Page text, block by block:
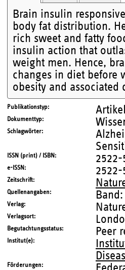
Brain insulin
body fat distribution.
rich sweet and fatty
insulin action that
weight men. Hence,
changes in diet before
obesity and associated
Publikationstyp
Dokumenttyp
Schlagwörter
ISSN (print) / ISBN 2522-
e-ISSN 2522-
Zeitschrift
Quellenangaben
Verlag
Verlagsort
Begutachtungsstatus Peer
Institut(e)
Förderungen